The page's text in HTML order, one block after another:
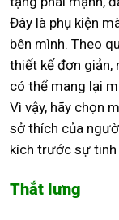
Đây là phụ kiện
bên mình. Theo
thiết kế đơn giản,
có thể mang lại
Vì vậy, hãy chọn
sở thích của
kích trước sự tinh
Thắt lưng